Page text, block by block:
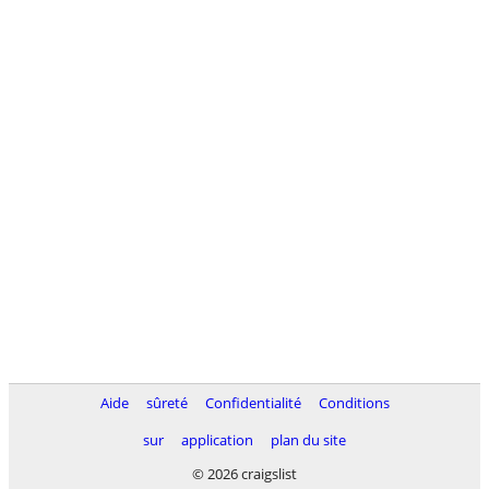
Aide sûreté Confidentialité
Conditions
sur
application
plan du site
© 2026 craigslist